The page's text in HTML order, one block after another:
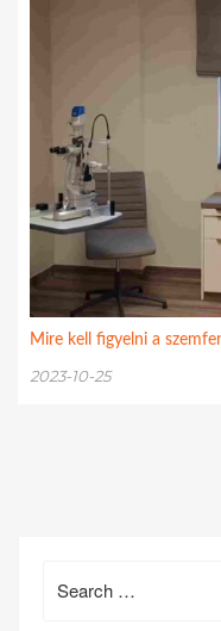
Mire kell figyelni a
2023-10-25
for: